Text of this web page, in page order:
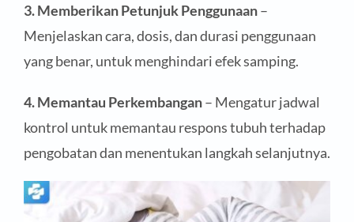
3. Memberikan Petunjuk Penggunaan–
Menjelaskan cara, dosis, dan durasi penggunaan
yang benar, untuk menghindari efek samping.
4. Memantau Perkembangan– Mengatur jadwal
kontrol untuk memantau respons tubuh terhadap
pengobatan dan menentukan langkah selanjutnya.